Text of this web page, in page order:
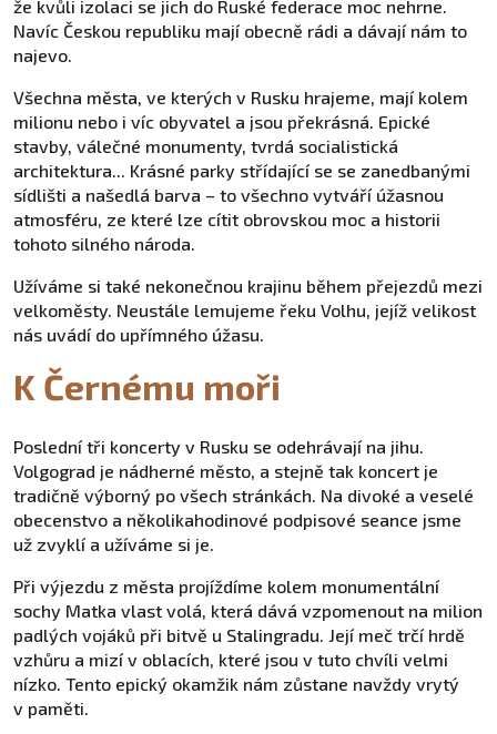
že kvůli izolaci se jich do Ruské federace moc nehrne.
Navíc Českou republiku mají obecně rádi a dávají nám to
najevo.
Všechna města, ve kterých v Rusku hrajeme, mají kolem
milionu nebo i víc obyvatel a jsou překrásná. Epické
stavby, válečné monumenty, tvrdá socialistická
architektura... Krásné parky střídající se se zanedbanými
sídlišti a našedlá barva – to všechno vytváří úžasnou
atmosféru, ze které lze cítit obrovskou moc a historii
tohoto silného národa.
Užíváme si také nekonečnou krajinu během přejezdů mezi
velkoměsty. Neustále lemujeme řeku Volhu, jejíž velikost
nás uvádí do upřímného úžasu.
K Černému moři
Poslední tři koncerty v Rusku se odehrávají na jihu.
Volgograd je nádherné město, a stejně tak koncert je
tradičně výborný po všech stránkách. Na divoké a veselé
obecenstvo a několikahodinové podpisové seance jsme
už zvyklí a užíváme si je.
Při výjezdu z města projíždíme kolem monumentální
sochy Matka vlast volá, která dává vzpomenout na milion
padlých vojáků při bitvě u Stalingradu. Její meč trčí hrdě
vzhůru a mizí v oblacích, které jsou v tuto chvíli velmi
nízko. Tento epický okamžik nám zůstane navždy vrytý
v paměti.